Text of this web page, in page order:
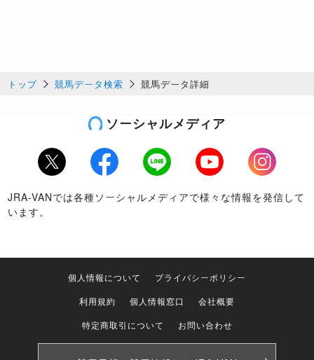
トップ 競馬データ検索 競馬データ詳細
ソーシャルメディア
Twitter Facebook LINE Youtube
Instagram
JRA-VANでは各種ソーシャルメディアで様々な情報を発信して
います。
個人情報について
プライバシーポリシー
利用規約
個人情報窓口
会社概要
特定商取引について
お問い合わせ